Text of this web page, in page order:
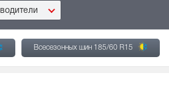
Всесезонных шин 185/60 R15